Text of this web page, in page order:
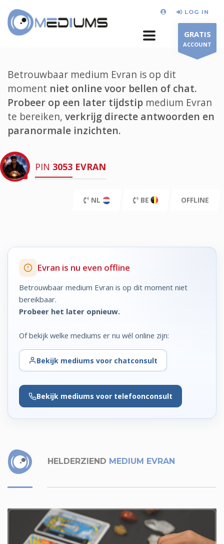
LOG IN
GRATIS
ACCOUNT
Betrouwbaar medium Evran is op dit
moment niet online voor bellen of chat.
Probeer op een later tijdstip medium Evran
te bereiken, verkrijg directe antwoorden en
paranormale inzichten.
PIN 3053 EVRAN
NL BE OFFLINE
Evran is nu even offline
Betrouwbaar medium Evran is op dit moment niet
bereikbaar.
Probeer het later opnieuw.
Of bekijk welke mediums er nu wél online zijn:
Bekijk mediums voor chatconsult
Bekijk mediums voor telefoonconsult
HELDERZIEND MEDIUM EVRAN